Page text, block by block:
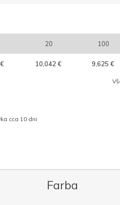
20 100
10,042 € 9,625 €
cca 10 dni
Farba